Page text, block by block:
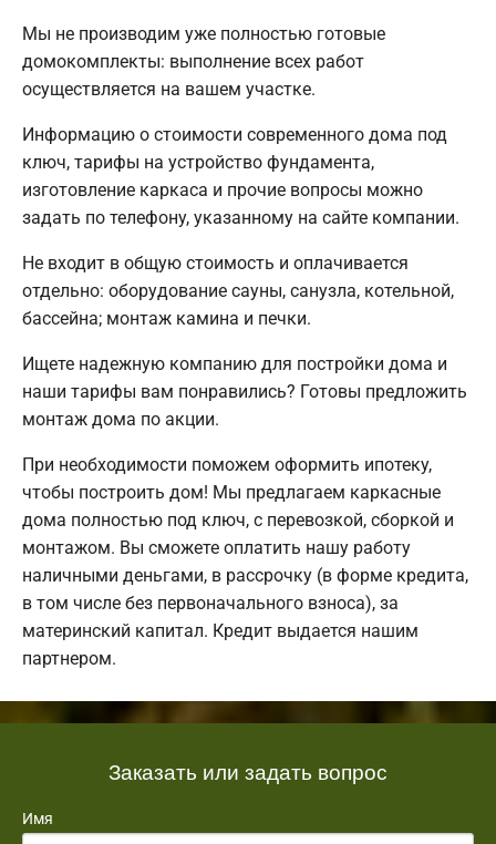
Мы не производим уже полностью готовые
домокомплекты: выполнение всех работ
осуществляется на вашем участке.
Информацию о стоимости современного дома под
ключ, тарифы на устройство фундамента,
изготовление каркаса и прочие вопросы можно
задать по телефону, указанному на сайте компании.
Не входит в общую стоимость и оплачивается
отдельно: оборудование сауны, санузла, котельной,
бассейна; монтаж камина и печки.
Ищете надежную компанию для постройки дома и
наши тарифы вам понравились? Готовы предложить
монтаж дома по акции.
При необходимости поможем оформить ипотеку,
чтобы построить дом! Мы предлагаем каркасные
дома полностью под ключ, с перевозкой, сборкой и
монтажом. Вы сможете оплатить нашу работу
наличными деньгами, в рассрочку (в форме кредита,
в том числе без первоначального взноса), за
материнский капитал. Кредит выдается нашим
партнером.
Заказать или задать вопрос
Имя